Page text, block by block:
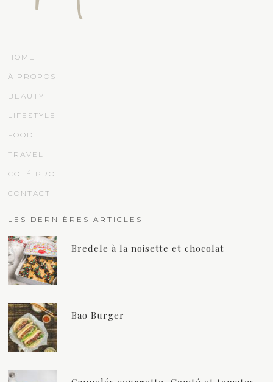
HOME
À PROPOS
BEAUTY
LIFESTYLE
FOOD
TRAVEL
COTÉ PRO
CONTACT
LES DERNIÈRES ARTICLES
Bredele à la noisette et chocolat
Bao Burger